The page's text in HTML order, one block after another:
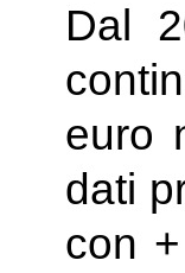
Dal
euro
dati
con